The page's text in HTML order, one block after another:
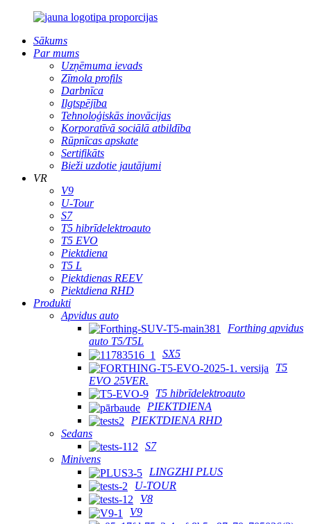
Sākums
Par mums
Uzņēmuma ievads
Zīmola profils
Darbnīca
Ilgtspējība
Tehnoloģiskās inovācijas
Korporatīvā sociālā atbildība
Rūpnīcas apskate
Sertifikāts
Bieži uzdotie jautājumi
VR
V9
U-Tour
S7
T5 hibrīdelektroauto
T5 EVO
Piektdiena
T5 L
Piektdienas REEV
Piektdiena RHD
Produkti
Apvidus auto
Forthing apvidus
auto T5/T5L
SX5
T5
EVO 25VER.
T5 hibrīdelektroauto
PIEKTDIENA
PIEKTDIENA RHD
Sedans
S7
Minivens
LINGZHI PLUS
U-TOUR
V8
V9